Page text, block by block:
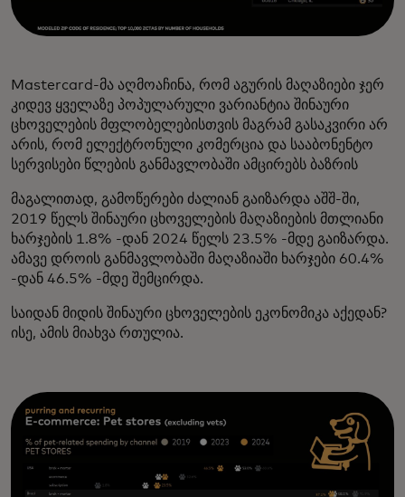
Mastercard-მა აღმოაჩინა, რომ აგურის მაღაზიები ჯერ
კიდევ ყველაზე პოპულარული ვარიანტია შინაური
ცხოველების მფლობელებისთვის მაგრამ გასაკვირი არ
არის, რომ ელექტრონული კომერცია და სააბონენტო
სერვისები წლების განმავლობაში ამცირებს ბაზრის
მაგალითად, გამოწერები ძალიან გაიზარდა აშშ-ში,
2019 წელს შინაური ცხოველების მაღაზიების მთლიანი
ხარჯების 1.8% -დან 2024 წელს 23.5% -მდე გაიზარდა.
ამავე დროის განმავლობაში მაღაზიაში ხარჯები 60.4%
-დან 46.5% -მდე შემცირდა.
საიდან მიდის შინაური ცხოველების ეკონომიკა აქედან?
ისე, ამის მიახვა რთულია.